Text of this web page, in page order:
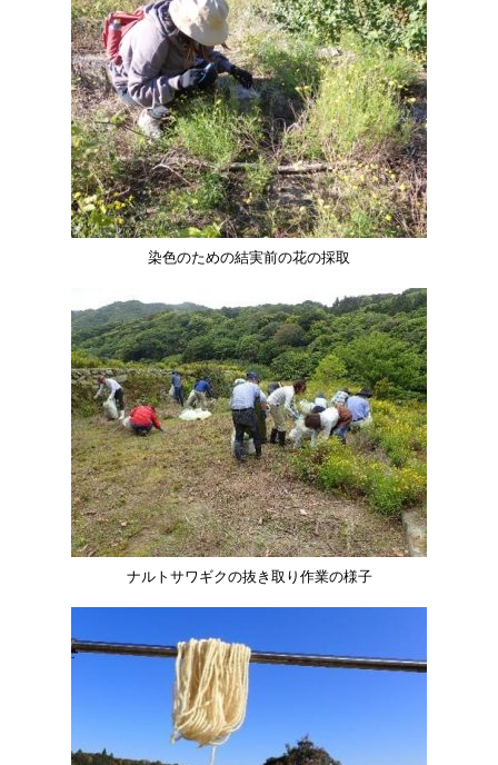
染色のための結実前の花の採取
ナルトサワギクの抜き取り作業の様子